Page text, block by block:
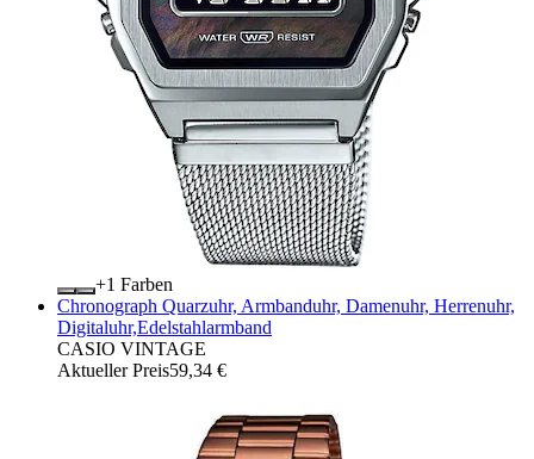
+
Farben
Chronograph Quarzuhr, Armbanduhr, Damenuhr, Herrenuhr,
Digitaluhr,Edelstahlarmband
CASIO VINTAGE
Aktueller Preis59,34 €